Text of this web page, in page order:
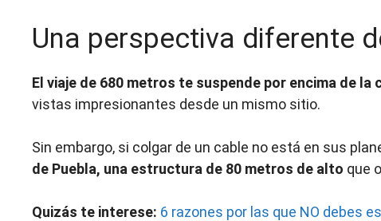
Una perspectiva diferente
El viaje de 680 metros te suspende por encima de la
vistas impresionantes desde un mismo sitio.
Sin embargo, si colgar de un cable no está en sus
de Puebla, una estructura de 80 metros de alto que
Quizás te interese: 6 razones por las que NO debes